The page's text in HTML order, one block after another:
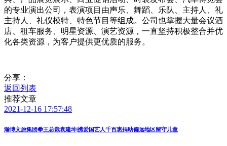
的专业演出公司，表演项目由声乐、舞蹈、乐队、主持人、礼
主持人、礼仪模特、特色节目等组成。公司也掌握大量会议酒
店、租车服务、明星资源、演艺资源，一直坚持积极整合并优
化各类资源，为客户提供更优质的服务。
分享：
返回列表
推荐文章
2021-12-16 17:57:48
瀚博文旅集团拳王总裁袁建坤|携爱国艺人千百惠捐助偏远地区留守儿童